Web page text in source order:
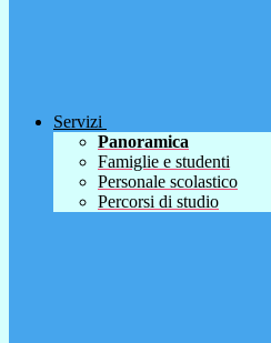
Servizi
Panoramica
Famiglie e studenti
Personale scolastico
Percorsi di studio